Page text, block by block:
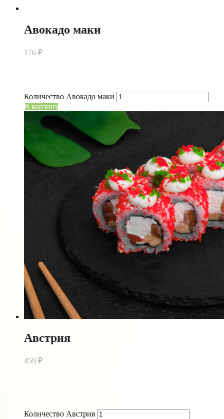
Авокадо маки
176 ₽
Количество Авокадо маки
В корзину
Австрия
459 ₽
Количество Австрия